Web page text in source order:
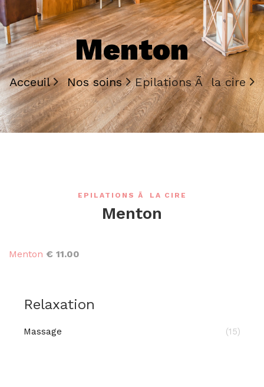
Menton
Acceuil Nos soins Epilations Ã la cire
EPILATIONS Ã LA CIRE
Menton
Menton € 11.00
Relaxation
Massage (15)